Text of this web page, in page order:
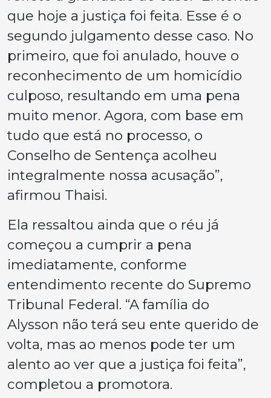
que hoje a justiça foi feita. Esse é o
segundo julgamento desse caso. No
primeiro, que foi anulado, houve o
reconhecimento de um homicídio
culposo, resultando em uma pena
muito menor. Agora, com base em
tudo que está no processo, o
Conselho de Sentença acolheu
integralmente nossa acusação”,
afirmou Thaisi.
Ela ressaltou ainda que o réu já
começou a cumprir a pena
imediatamente, conforme
entendimento recente do Supremo
Tribunal Federal. “A família do
Alysson não terá seu ente querido de
volta, mas ao menos pode ter um
alento ao ver que a justiça foi feita”,
completou a promotora.